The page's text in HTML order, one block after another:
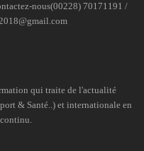
nous(00228) 70171191 /
qui traite de l'actualité
& Santé..) et internationale en